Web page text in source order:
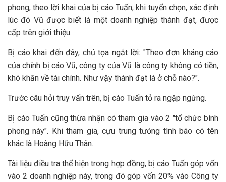
phong, theo lời khai của bị cáo Tuấn, khi tuyển chọn, xác định
lúc đó Vũ được biết là một doanh nghiệp thành đạt, được
cấp trên giới thiệu.
Bị cáo khai đến đây, chủ tọa ngắt lời: "Theo đơn kháng cáo
của chính bị cáo Vũ, công ty của Vũ là công ty không có tiền,
khó khăn về tài chính. Như vậy thành đạt là ở chỗ nào?".
Trước câu hỏi truy vấn trên, bị cáo Tuấn tỏ ra ngập ngừng.
Bị cáo Tuấn cũng thừa nhận có tham gia vào 2 "tổ chức bình
phong này". Khi tham gia, cựu trung tướng tình báo có tên
khác là Hoàng Hữu Thân.
Tài liệu điều tra thể hiện trong hợp đồng, bị cáo Tuấn góp vốn
vào 2 doanh nghiệp này, trong đó góp vốn 20% vào Công ty